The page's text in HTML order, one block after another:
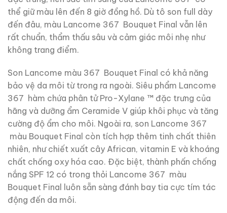
thể giữ màu lên đến 8 giờ đồng hồ. Dù tô son full dày
đến đâu, màu Lancome 367 Bouquet Final vẫn lên
rất chuẩn, thẩm thấu sâu và cảm giác môi nhẹ như
không trang điểm.
Son Lancome màu 367 Bouquet Final có khả năng
bảo vệ da môi từ trong ra ngoài. Siêu phẩm Lancome
367 hàm chứa phân tử Pro-Xylane ™ đặc trưng của
hãng và dưỡng ẩm Ceramide V giúp khôi phục và tăng
cường độ ẩm cho môi. Ngoài ra, son Lancome 367
màu Bouquet Final còn tích hợp thêm tinh chất thiên
nhiên, như chiết xuất cây African, vitamin E và khoáng
chất chống oxy hóa cao. Đặc biệt, thành phấn chống
nắng SPF 12 có trong thỏi Lancome 367 màu
Bouquet Final luôn sẵn sàng đánh bay tia cực tím tác
động đến da môi.